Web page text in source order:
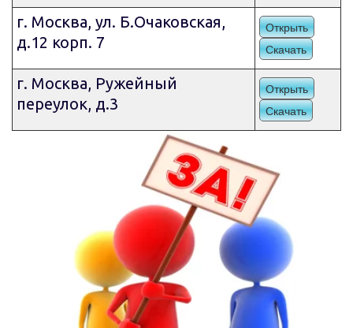
г. Москва, ул. Б.Очаковская,
д.12 корп. 7
Открыть
Скачать
г. Москва, Ружейный
переулок, д.3
Открыть
Скачать